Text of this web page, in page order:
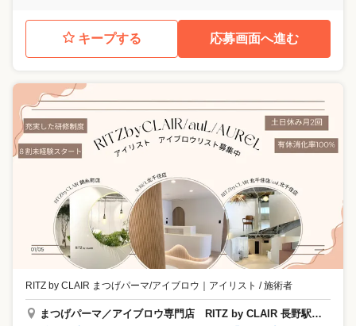
キープする 応募画面へ進む
RITZ by CLAIR まつげパーマ/アイブロウ ｜ アイリスト / 施術者
まつげパーマ／アイブロウ専門店 RITZ by CLAIR 長野駅前店 【リッツ バイ クレル】